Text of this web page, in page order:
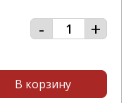
- +
В корзину